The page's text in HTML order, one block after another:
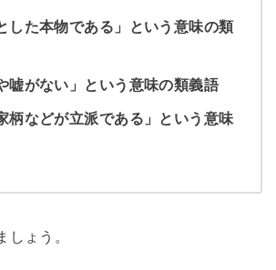
した本物である」という意味の類
嘘がない」という意味の類義語
柄などが立派である」という意味
しょう。